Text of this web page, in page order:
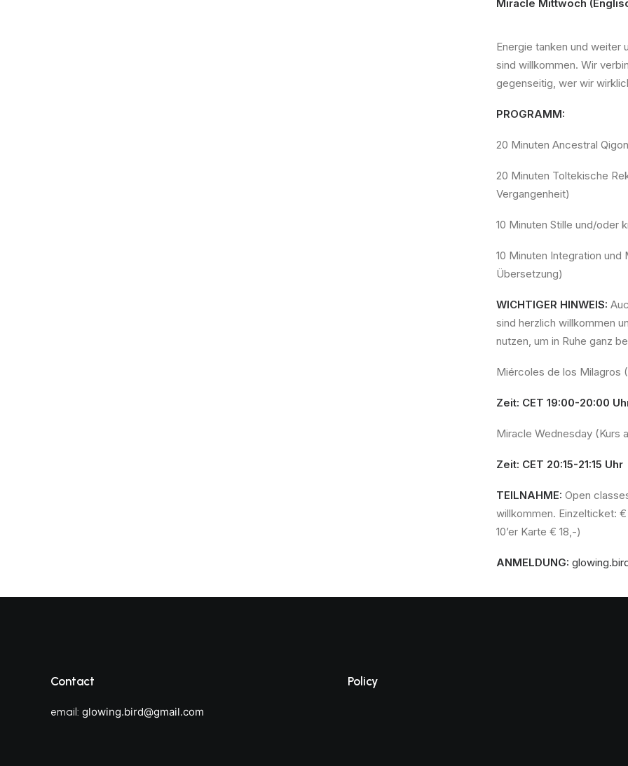
Miracle Mittwoch
Energie tanken und weiter
sind willkommen. Wir
gegenseitig, wer wir
PROGRAMM:
20 Minuten Ancestral
20 Minuten Toltekische
Vergangenheit)
10 Minuten Stille und/oder
10 Minuten Integration
Übersetzung)
WICHTIGER HINWEIS:
sind herzlich willkommen
nutzen, um in Ruhe ganz
Miércoles de los Milagros
Zeit: CET 19:00-20:00
Miracle Wednesday (Kurs
Zeit: CET 20:15-21:15 Uhr
TEILNAHME: Open
willkommen. Einzelticket:
10’er Karte € 18,-)
ANMELDUNG:
Contact
email: glowing.bird@gmail.com
Policy